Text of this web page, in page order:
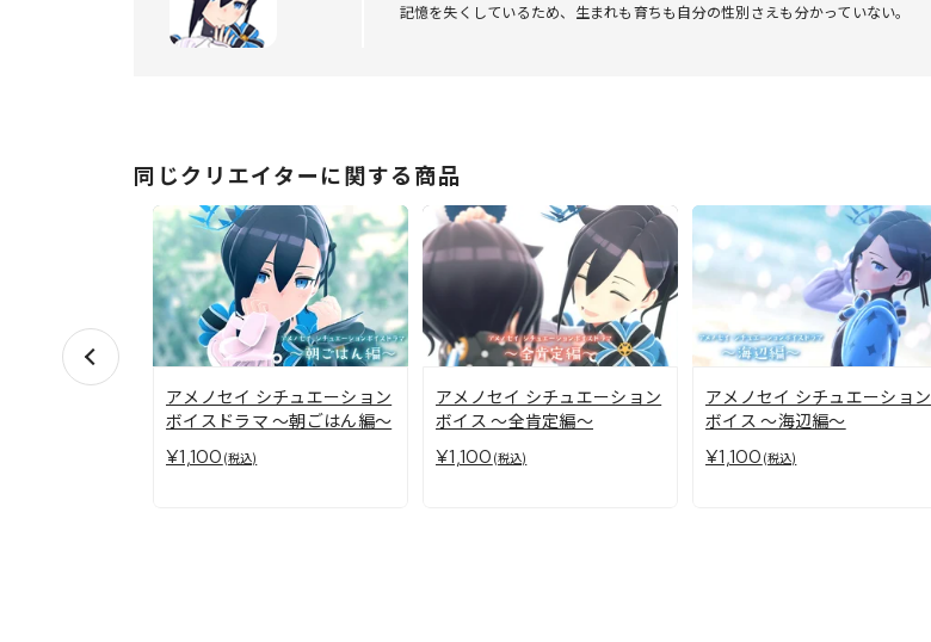
記憶を失くしているため、生まれも育ちも自分の性別さえも分かっていない。
同じクリエイターに関する商品
アメノセイ シチュエーション
ボイスドラマ ～朝ごはん編～
¥1,100 (税込)
アメノセイ シチュエーション
ボイス ～全肯定編～
¥1,100 (税込)
アメノセイ シチュエーション
ボイス ～海辺編～
¥1,100 (税込)